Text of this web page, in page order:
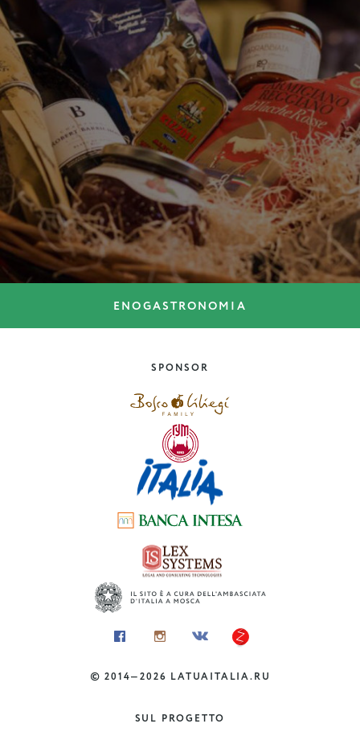
SETTIMANA DELLA CUCINA
VI Settimana della cucina nel
ENOGASTRONOMIA
SPONSOR
© 2014—2026 LATUAITALIA.RU
SUL PROGETTO